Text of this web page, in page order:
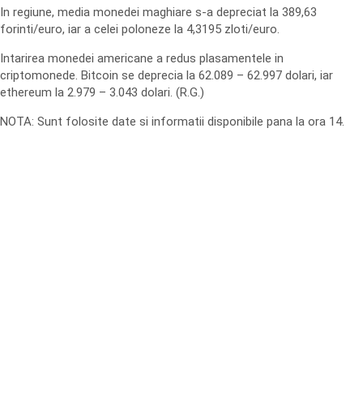
In regiune, media monedei maghiare s-a depreciat la 389,63
forinti/euro, iar a celei poloneze la 4,3195 zloti/euro.
Intarirea monedei americane a redus plasamentele in
criptomonede. Bitcoin se deprecia la 62.089 – 62.997 dolari, iar
ethereum la 2.979 – 3.043 dolari. (R.G.)
NOTA: Sunt folosite date si informatii disponibile pana la ora 14.